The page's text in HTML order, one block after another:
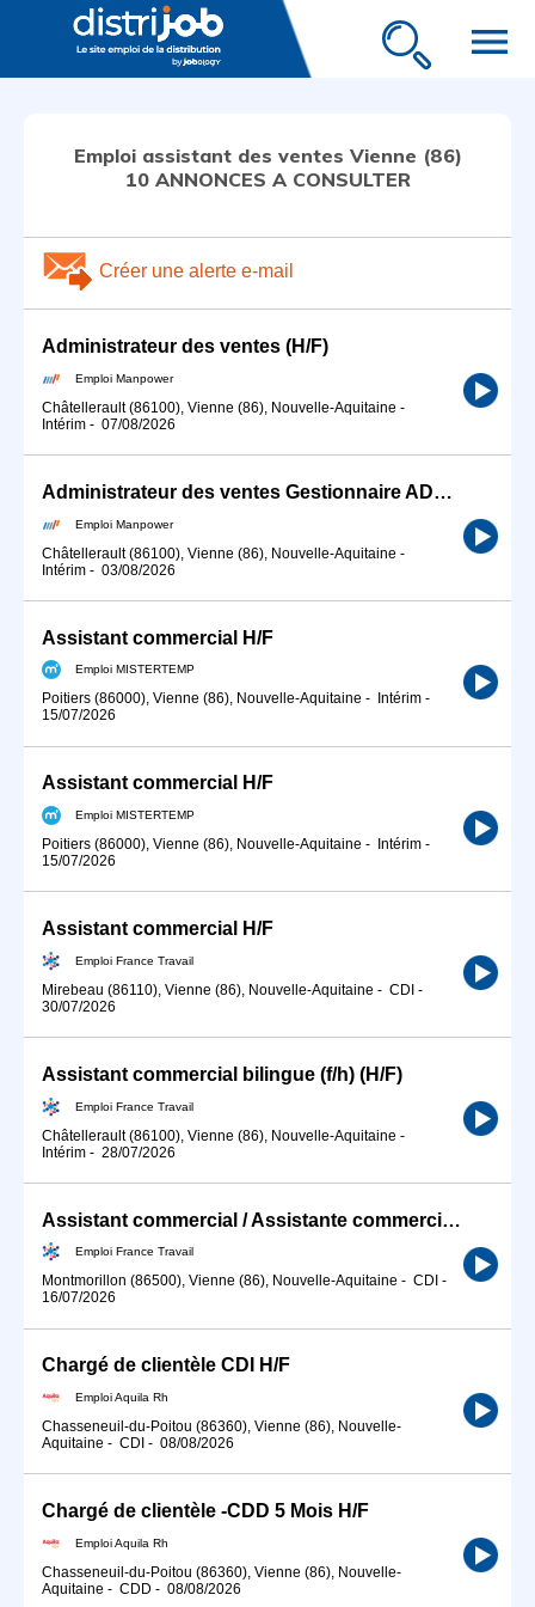
menu
Emploi assistant des ventes Vienne (86)
10 ANNONCES A CONSULTER
Créer une alerte e-mail
Administrateur des ventes (H/F)
Emploi Manpower
Châtellerault (86100), Vienne (86), Nouvelle-Aquitaine -
Intérim - 07/08/2026
Administrateur des ventes Gestionnaire ADV (H/F)
Emploi Manpower
Châtellerault (86100), Vienne (86), Nouvelle-Aquitaine -
Intérim - 03/08/2026
Assistant commercial H/F
Emploi MISTERTEMP
Poitiers (86000), Vienne (86), Nouvelle-Aquitaine - Intérim -
15/07/2026
Assistant commercial H/F
Emploi MISTERTEMP
Poitiers (86000), Vienne (86), Nouvelle-Aquitaine - Intérim -
15/07/2026
Assistant commercial H/F
Emploi France Travail
Mirebeau (86110), Vienne (86), Nouvelle-Aquitaine - CDI -
30/07/2026
Assistant commercial bilingue (f/h) (H/F)
Emploi France Travail
Châtellerault (86100), Vienne (86), Nouvelle-Aquitaine -
Intérim - 28/07/2026
Assistant commercial / Assistante commerciale sédentaire (H/F)
Emploi France Travail
Montmorillon (86500), Vienne (86), Nouvelle-Aquitaine - CDI -
16/07/2026
Chargé de clientèle CDI H/F
Emploi Aquila Rh
Chasseneuil-du-Poitou (86360), Vienne (86), Nouvelle-
Aquitaine - CDI - 08/08/2026
Chargé de clientèle -CDD 5 Mois H/F
Emploi Aquila Rh
Chasseneuil-du-Poitou (86360), Vienne (86), Nouvelle-
Aquitaine - CDD - 08/08/2026